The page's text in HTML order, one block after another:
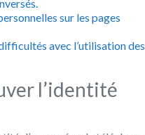
sur les pages
avec l’utilisation des
l’identité